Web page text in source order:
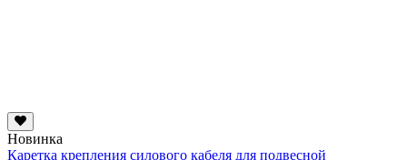
Новинка
Каретка крепления силового кабеля для подвесной